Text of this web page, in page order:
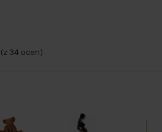
(z 34 ocen)